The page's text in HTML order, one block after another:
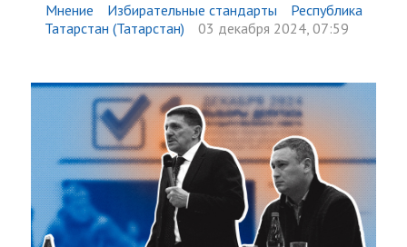
Мнение Избирательные стандарты
Республика
Татарстан (Татарстан)
03 декабря 2024, 07:59